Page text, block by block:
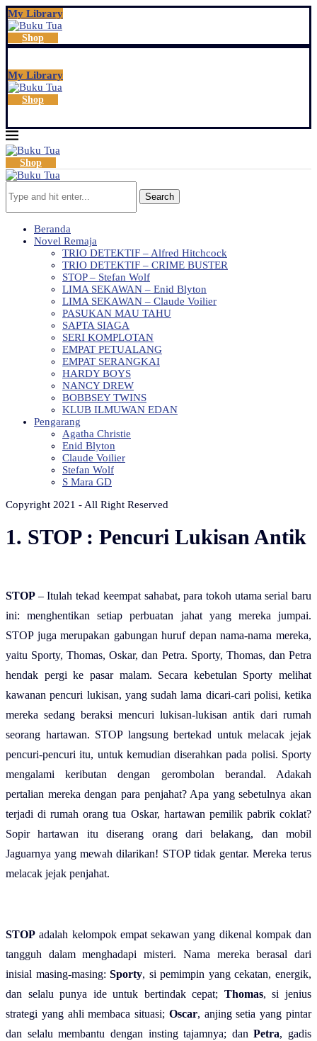
My Library
Shop
My Library
Shop
Shop
Search
Beranda
Novel Remaja
TRIO DETEKTIF – Alfred Hitchcock
TRIO DETEKTIF – CRIME BUSTER
STOP – Stefan Wolf
LIMA SEKAWAN – Enid Blyton
LIMA SEKAWAN – Claude Voilier
PASUKAN MAU TAHU
SAPTA SIAGA
SERI KOMPLOTAN
EMPAT PETUALANG
EMPAT SERANGKAI
HARDY BOYS
NANCY DREW
BOBBSEY TWINS
KLUB ILMUWAN EDAN
Pengarang
Agatha Christie
Enid Blyton
Claude Voilier
Stefan Wolf
S Mara GD
Copyright 2021 - All Right Reserved
1. STOP : Pencuri Lukisan Antik
STOP – Itulah tekad keempat sahabat, para tokoh utama serial baru
ini: menghentikan setiap perbuatan jahat yang mereka jumpai.
STOP juga merupakan gabungan huruf depan nama-nama mereka,
yaitu Sporty, Thomas, Oskar, dan Petra. Sporty, Thomas, dan Petra
hendak pergi ke pasar malam. Secara kebetulan Sporty melihat
kawanan pencuri lukisan, yang sudah lama dicari-cari polisi, ketika
mereka sedang beraksi mencuri lukisan-lukisan antik dari rumah
seorang hartawan. STOP langsung bertekad untuk melacak jejak
pencuri-pencuri itu, untuk kemudian diserahkan pada polisi. Sporty
mengalami keributan dengan gerombolan berandal. Adakah
pertalian mereka dengan para penjahat? Apa yang sebetulnya akan
terjadi di rumah orang tua Oskar, hartawan pemilik pabrik coklat?
Sopir hartawan itu diserang orang dari belakang, dan mobil
Jaguarnya yang mewah dilarikan! STOP tidak gentar. Mereka terus
melacak jejak penjahat.
STOP adalah kelompok empat sekawan yang dikenal kompak dan
tangguh dalam menghadapi misteri. Nama mereka berasal dari
inisial masing-masing:Sporty, si pemimpin yang cekatan, energik,
dan selalu punya ide untuk bertindak cepat; Thomas, si jenius
strategi yang ahli membaca situasi; Oscar, anjing setia yang pintar
dan selalu membantu dengan insting tajamnya; danPetra, gadis